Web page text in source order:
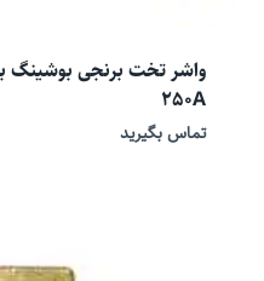
250A
تماس بگیرید